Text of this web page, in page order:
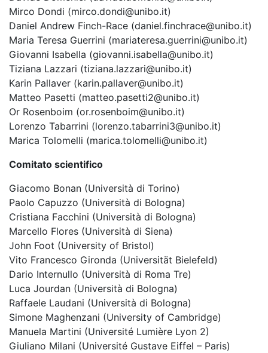
Mirco Dondi (mirco.dondi@unibo.it)
Daniel Andrew Finch-Race (daniel.finchrace@unibo.it)
Maria Teresa Guerrini (mariateresa.guerrini@unibo.it)
Giovanni Isabella (giovanni.isabella@unibo.it)
Tiziana Lazzari (tiziana.lazzari@unibo.it)
Karin Pallaver (karin.pallaver@unibo.it)
Matteo Pasetti (matteo.pasetti2@unibo.it)
Or Rosenboim (or.rosenboim@unibo.it)
Lorenzo Tabarrini (lorenzo.tabarrini3@unibo.it)
Marica Tolomelli (marica.tolomelli@unibo.it)
Comitato scientifico
Giacomo Bonan (Università di Torino)
Paolo Capuzzo (Università di Bologna)
Cristiana Facchini (Università di Bologna)
Marcello Flores (Università di Siena)
John Foot (University of Bristol)
Vito Francesco Gironda (Universität Bielefeld)
Dario Internullo (Università di Roma Tre)
Luca Jourdan (Università di Bologna)
Raffaele Laudani (Università di Bologna)
Simone Maghenzani (University of Cambridge)
Manuela Martini (Université Lumière Lyon 2)
Giuliano Milani (Université Gustave Eiffel – Paris)